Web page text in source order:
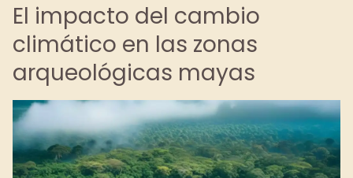
El impacto del cambio
climático en las zonas
arqueológicas mayas